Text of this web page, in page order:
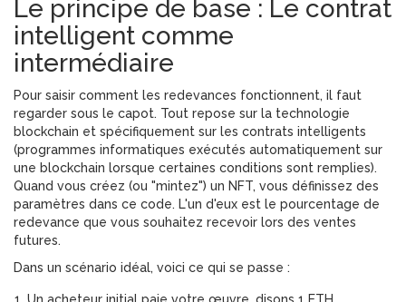
Le principe de base : Le contrat
intelligent comme
intermédiaire
Pour saisir comment les redevances fonctionnent, il faut
regarder sous le capot. Tout repose sur la technologie
blockchain et spécifiquement sur les contrats intelligents
(programmes informatiques exécutés automatiquement sur
une blockchain lorsque certaines conditions sont remplies).
Quand vous créez (ou "mintez") un NFT, vous définissez des
paramètres dans ce code. L'un d'eux est le pourcentage de
redevance que vous souhaitez recevoir lors des ventes
futures.
Dans un scénario idéal, voici ce qui se passe :